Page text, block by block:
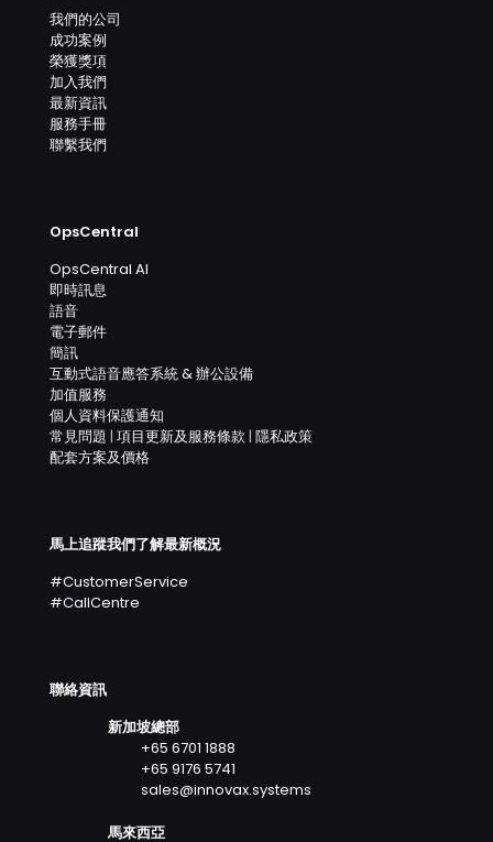
我們的公司
成功案例
榮獲獎項
加入我們
最新資訊
服務手冊
聯繫我們
OpsCentral
OpsCentral AI
即時訊息
語音
電子郵件
簡訊
互動式語音應答系統 & 辦公設備
加值服務
個人資料保護通知
常見問題 | 項目更新及服務條款 | 隱私政策
配套方案及價格
馬上追蹤我們了解最新概況
#CustomerService
#CallCentre
聯絡資訊
新加坡總部
+65 6701 1888
+65 9176 5741
sales@innovax.systems
馬來西亞